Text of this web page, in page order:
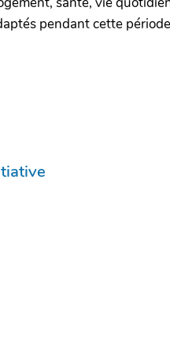
pendant cette